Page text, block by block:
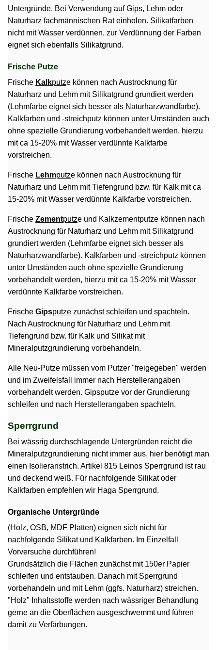
Untergründe. Bei Verwendung auf Gips, Lehm oder
Naturharz fachmännischen Rat einholen. Silikatfarben
nicht mit Wasser verdünnen, zur Verdünnung der Farben
eignet sich ebenfalls Silikatgrund.
Frische Putze
Frische Kalkputze können nach Austrocknung für
Naturharz und Lehm mit Silikatgrund grundiert werden
(Lehmfarbe eignet sich besser als Naturharzwandfarbe).
Kalkfarben und -streichputz können unter Umständen auch
ohne spezielle Grundierung vorbehandelt werden, hierzu
mit ca 15-20% mit Wasser verdünnte Kalkfarbe
vorstreichen.
Frische Lehmputze können nach Austrocknung für
Naturharz und Lehm mit Tiefengrund bzw. für Kalk mit ca
15-20% mit Wasser verdünnte Kalkfarbe vorstreichen.
Frische Zementputze und Kalkzementputze können nach
Austrocknung für Naturharz und Lehm mit Silikatgrund
grundiert werden (Lehmfarbe eignet sich besser als
Naturharzwandfarbe). Kalkfarben und -streichputz können
unter Umständen auch ohne spezielle Grundierung
vorbehandelt werden, hierzu mit ca 15-20% mit Wasser
verdünnte Kalkfarbe vorstreichen.
Frische Gipsputze zunächst schleifen und spachteln.
Nach Austrocknung für Naturharz und Lehm mit
Tiefengrund bzw. für Kalk und Silikat mit
Mineralputzgrundierung vorbehandeln.
Alle Neu-Putze müssen vom Putzer "freigegeben" werden
und im Zweifelsfall immer nach Herstellerangaben
vorbehandelt werden. Gipsputze vor der Grundierung
schleifen und nach Herstellerangaben spachteln.
Sperrgrund
Bei wässrig durchschlagende Untergründen reicht die
Mineralputzgrundierung nicht immer aus, hier benötigt man
einen Isolieranstrich. Artikel 815 Leinos Sperrgrund ist rau
und deckend weiß. Für nachfolgende Silikat oder
Kalkfarben empfehlen wir Haga Sperrgrund.
Organische Untergründe
(Holz, OSB, MDF Platten) eignen sich nicht für
nachfolgende Silikat und Kalkfarben. Im Einzelfall
Vorversuche durchführen!
Grundsätzlich die Flächen zunächst mit 150er Papier
schleifen und entstauben. Danach mit Sperrgrund
vorbehandeln und mit Lehm (ggfs. Naturharz) streichen.
"Holz" Inhaltsstoffe werden nach wässriger Behandlung
gerne an die Oberflächen ausgeschwemmt und führen
damit zu Verfärbungen.